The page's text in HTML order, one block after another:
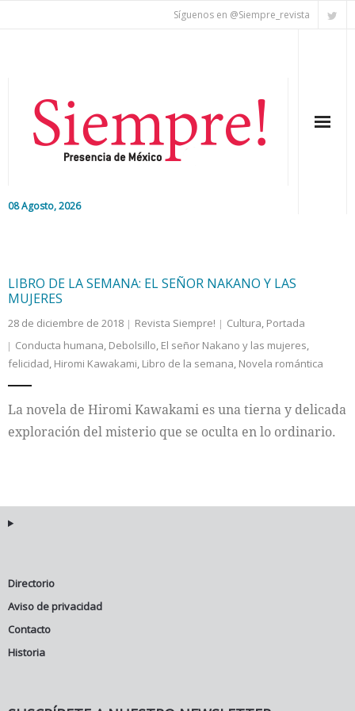
Síguenos en @Siempre_revista
08 Agosto, 2026
Colaboradores
Cultura
LIBRO DE LA SEMANA: EL SEÑOR NAKANO Y LAS
MUJERES
28 de diciembre de 2018 Revista Siempre! Cultura, Portada
Conducta humana, Debolsillo, El señor Nakano y las mujeres,
felicidad, Hiromi Kawakami, Libro de la semana, Novela romántica
La novela de Hiromi Kawakami es una tierna y delicada
exploración del misterio que se oculta en lo ordinario.
Directorio
Aviso de privacidad
Contacto
Historia